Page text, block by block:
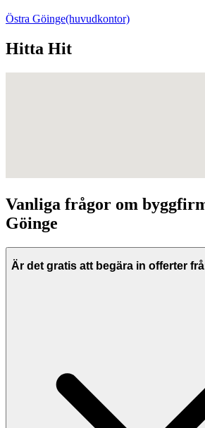
Östra Göinge(huvudkontor)
Hitta Hit
Vanliga frågor om
Göinge
Är det gratis att begära in offerter